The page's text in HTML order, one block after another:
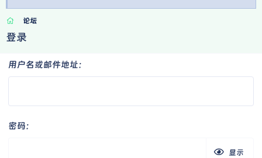
论坛
登录
用户名或邮件地址
密码
显示